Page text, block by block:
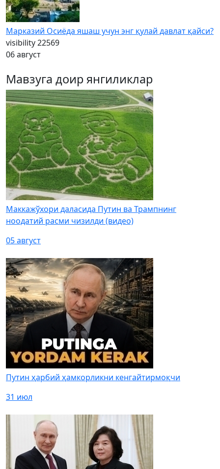
Марказий Осиёда яшаш учун энг қулай давлат қайси?
visibility22569
06 август
Мавзуга доир янгиликлар
Маккажўхори даласида Путин ва Трампнинг
ноодатий расми чизилди (видео)
05 август
Путин ҳарбий ҳамкорликни кенгайтирмоқчи
31 июл